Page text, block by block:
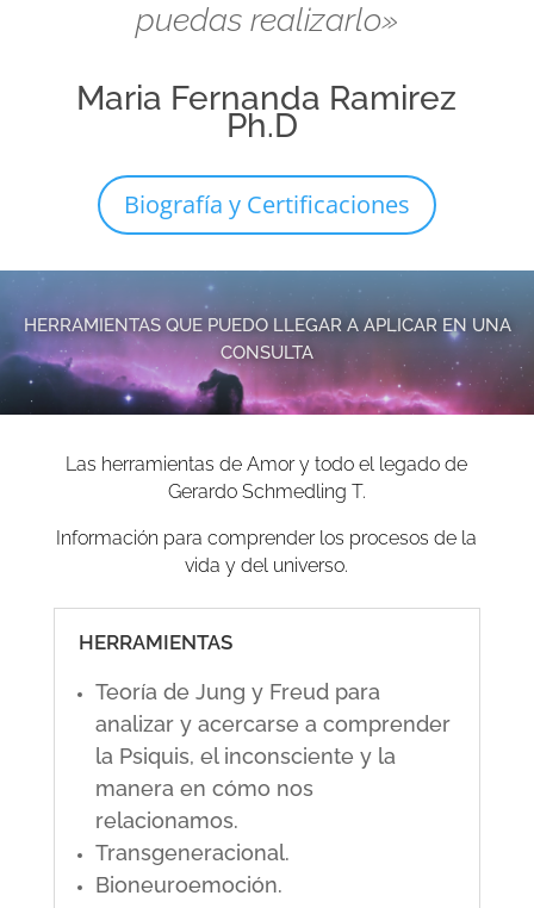
puedas realizarlo»
Maria Fernanda Ramirez
Ph.D
Biografía y Certificaciones
HERRAMIENTAS QUE PUEDO LLEGAR A APLICAR EN UNA
CONSULTA
Las herramientas de Amor y todo el legado de
Gerardo Schmedling T.
Información para comprender los procesos de la
vida y del universo.
HERRAMIENTAS
Teoría de Jung y Freud para
analizar y acercarse a comprender
la Psiquis, el inconsciente y la
manera en cómo nos
relacionamos.
Transgeneracional.
Bioneuroemoción.